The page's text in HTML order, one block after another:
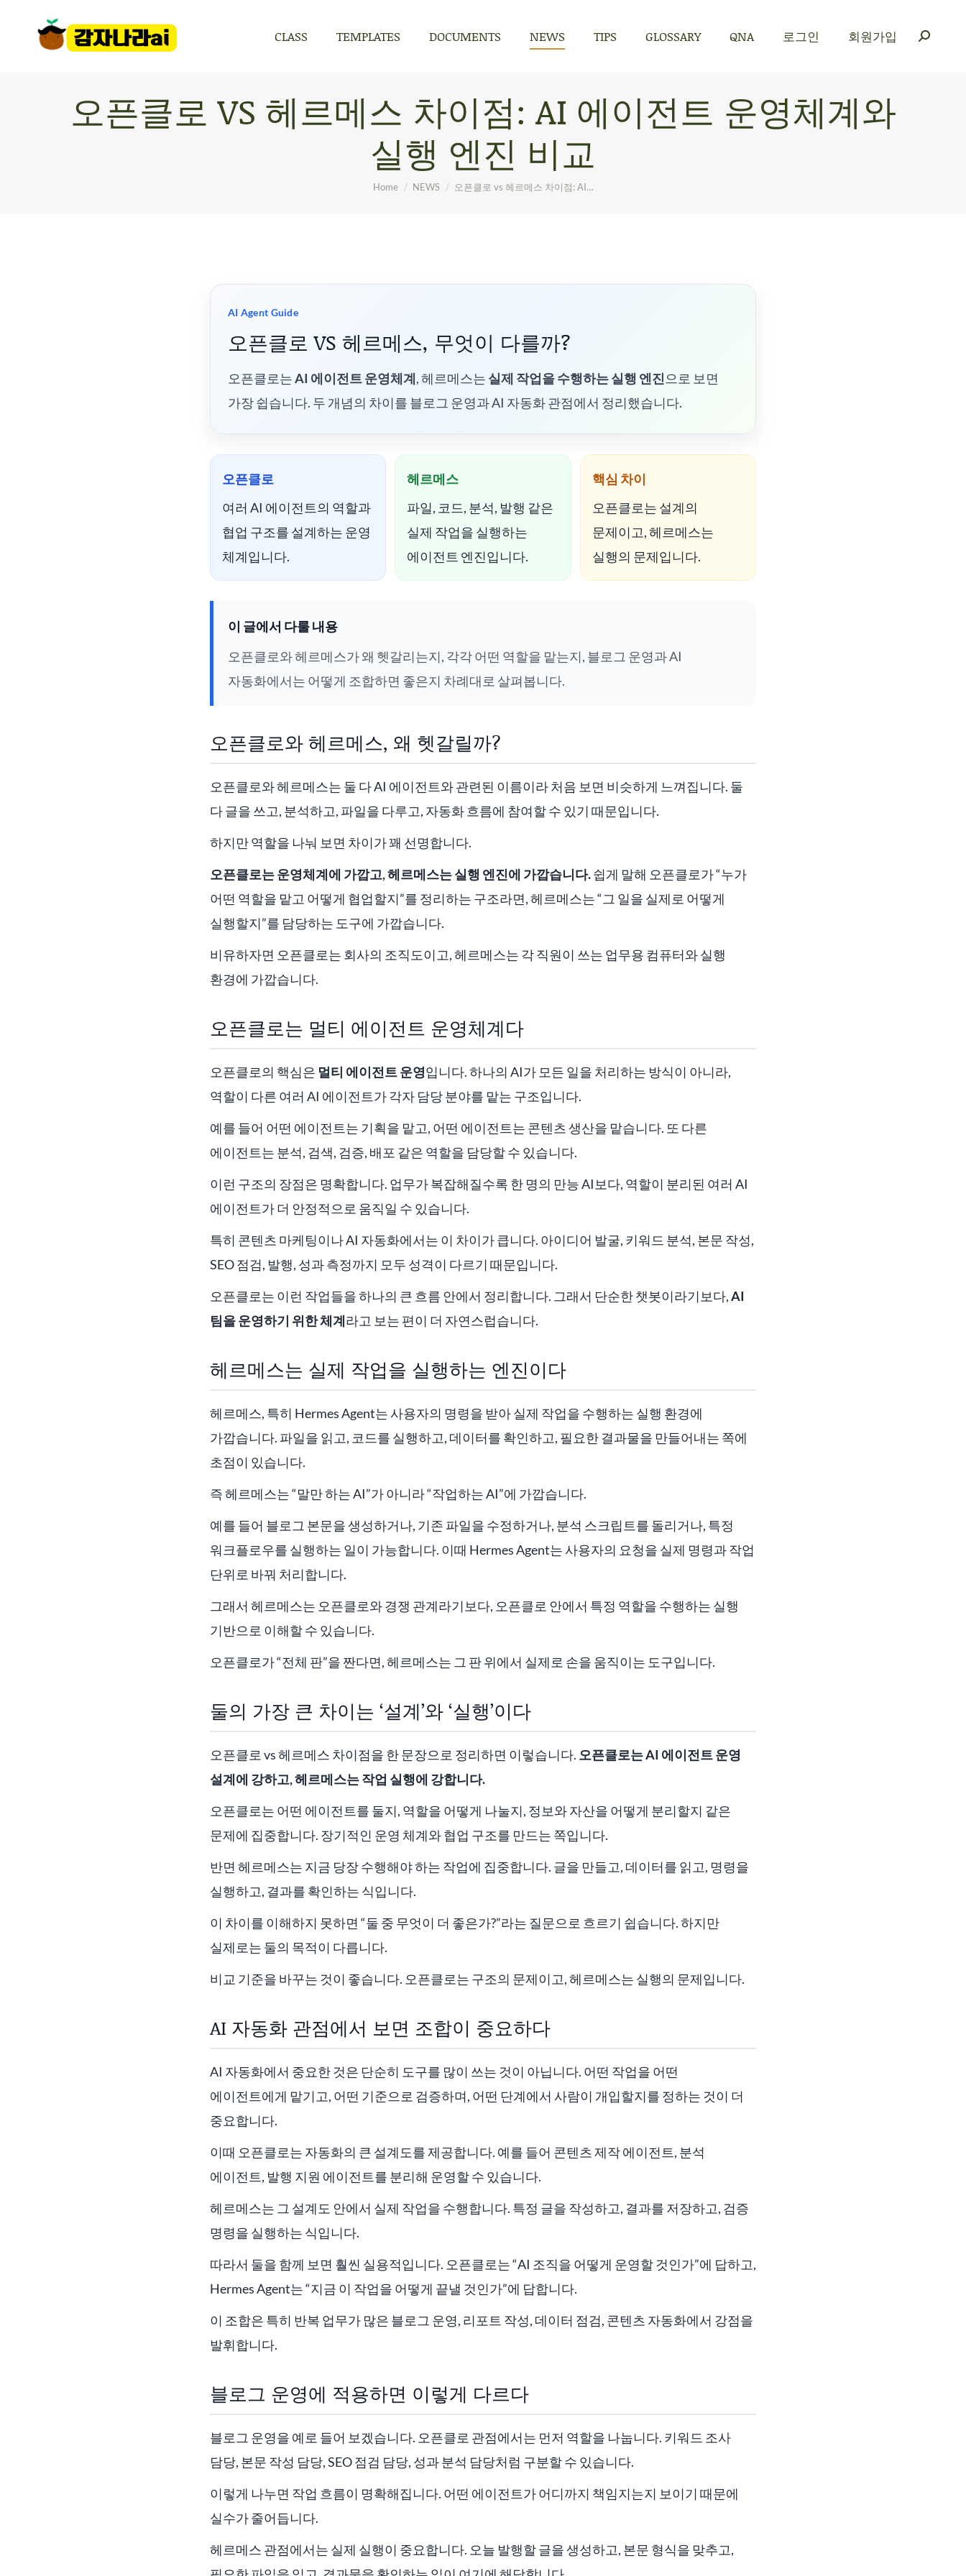
CLASS TEMPLATES DOCUMENTS NEWS TIPS GLOSSARY QNA 로그인 회원가입
오픈클로 VS 헤르메스 차이점: AI 에이전트 운영체계와
실행 엔진 비교
You are here:
Home NEWS 오픈클로 vs 헤르메스 차이점: AI…
AI Agent Guide
오픈클로 VS 헤르메스, 무엇이 다를까?
오픈클로는AI 에이전트 운영체계, 헤르메스는 실제 작업을 수행하는 실행 엔진 으로 보면
가장 쉽습니다. 두 개념의 차이를 블로그 운영과 AI 자동화 관점에서 정리했습니다.
오픈클로
여러 AI 에이전트의 역할과
협업 구조를 설계하는 운영
체계입니다.
헤르메스
파일, 코드, 분석, 발행 같은
실제 작업을 실행하는
에이전트 엔진입니다.
핵심 차이
오픈클로는 설계의
문제이고, 헤르메스는
실행의 문제입니다.
이 글에서 다룰 내용
오픈클로와 헤르메스가 왜 헷갈리는지, 각각 어떤 역할을 맡는지, 블로그 운영과 AI
자동화에서는 어떻게 조합하면 좋은지 차례대로 살펴봅니다.
오픈클로와 헤르메스, 왜 헷갈릴까?
오픈클로와 헤르메스는 둘 다 AI 에이전트와 관련된 이름이라 처음 보면 비슷하게 느껴집니다. 둘
다 글을 쓰고, 분석하고, 파일을 다루고, 자동화 흐름에 참여할 수 있기 때문입니다.
하지만 역할을 나눠 보면 차이가 꽤 선명합니다.
오픈클로는 운영체계에 가깝고, 헤르메스는 실행 엔진에 가깝습니다.쉽게 말해 오픈클로가 “누가
어떤 역할을 맡고 어떻게 협업할지”를 정리하는 구조라면, 헤르메스는 “그 일을 실제로 어떻게
실행할지”를 담당하는 도구에 가깝습니다.
비유하자면 오픈클로는 회사의 조직도이고, 헤르메스는 각 직원이 쓰는 업무용 컴퓨터와 실행
환경에 가깝습니다.
오픈클로는 멀티 에이전트 운영체계다
오픈클로의 핵심은 멀티 에이전트 운영입니다. 하나의 AI가 모든 일을 처리하는 방식이 아니라,
역할이 다른 여러 AI 에이전트가 각자 담당 분야를 맡는 구조입니다.
예를 들어 어떤 에이전트는 기획을 맡고, 어떤 에이전트는 콘텐츠 생산을 맡습니다. 또 다른
에이전트는 분석, 검색, 검증, 배포 같은 역할을 담당할 수 있습니다.
이런 구조의 장점은 명확합니다. 업무가 복잡해질수록 한 명의 만능 AI보다, 역할이 분리된 여러 AI
에이전트가 더 안정적으로 움직일 수 있습니다.
특히 콘텐츠 마케팅이나 AI 자동화에서는 이 차이가 큽니다. 아이디어 발굴, 키워드 분석, 본문 작성,
SEO 점검, 발행, 성과 측정까지 모두 성격이 다르기 때문입니다.
오픈클로는 이런 작업들을 하나의 큰 흐름 안에서 정리합니다. 그래서 단순한 챗봇이라기보다,AI
팀을 운영하기 위한 체계라고 보는 편이 더 자연스럽습니다.
헤르메스는 실제 작업을 실행하는 엔진이다
헤르메스, 특히 Hermes Agent는 사용자의 명령을 받아 실제 작업을 수행하는 실행 환경에
가깝습니다. 파일을 읽고, 코드를 실행하고, 데이터를 확인하고, 필요한 결과물을 만들어내는 쪽에
초점이 있습니다.
즉 헤르메스는 “말만 하는 AI”가 아니라 “작업하는 AI”에 가깝습니다.
예를 들어 블로그 본문을 생성하거나, 기존 파일을 수정하거나, 분석 스크립트를 돌리거나, 특정
워크플로우를 실행하는 일이 가능합니다. 이때 Hermes Agent는 사용자의 요청을 실제 명령과 작업
단위로 바꿔 처리합니다.
그래서 헤르메스는 오픈클로와 경쟁 관계라기보다, 오픈클로 안에서 특정 역할을 수행하는 실행
기반으로 이해할 수 있습니다.
오픈클로가 “전체 판”을 짠다면, 헤르메스는 그 판 위에서 실제로 손을 움직이는 도구입니다.
둘의 가장 큰 차이는 ‘설계’와 ‘실행’이다
오픈클로 vs 헤르메스 차이점을 한 문장으로 정리하면 이렇습니다. 오픈클로는 AI 에이전트 운영
설계에 강하고, 헤르메스는 작업 실행에 강합니다.
오픈클로는 어떤 에이전트를 둘지, 역할을 어떻게 나눌지, 정보와 자산을 어떻게 분리할지 같은
문제에 집중합니다. 장기적인 운영 체계와 협업 구조를 만드는 쪽입니다.
반면 헤르메스는 지금 당장 수행해야 하는 작업에 집중합니다. 글을 만들고, 데이터를 읽고, 명령을
실행하고, 결과를 확인하는 식입니다.
이 차이를 이해하지 못하면 “둘 중 무엇이 더 좋은가?”라는 질문으로 흐르기 쉽습니다. 하지만
실제로는 둘의 목적이 다릅니다.
비교 기준을 바꾸는 것이 좋습니다. 오픈클로는 구조의 문제이고, 헤르메스는 실행의 문제입니다.
AI 자동화 관점에서 보면 조합이 중요하다
AI 자동화에서 중요한 것은 단순히 도구를 많이 쓰는 것이 아닙니다. 어떤 작업을 어떤
에이전트에게 맡기고, 어떤 기준으로 검증하며, 어떤 단계에서 사람이 개입할지를 정하는 것이 더
중요합니다.
이때 오픈클로는 자동화의 큰 설계도를 제공합니다. 예를 들어 콘텐츠 제작 에이전트, 분석
에이전트, 발행 지원 에이전트를 분리해 운영할 수 있습니다.
헤르메스는 그 설계도 안에서 실제 작업을 수행합니다. 특정 글을 작성하고, 결과를 저장하고, 검증
명령을 실행하는 식입니다.
따라서 둘을 함께 보면 훨씬 실용적입니다. 오픈클로는 “AI 조직을 어떻게 운영할 것인가”에 답하고,
Hermes Agent는 “지금 이 작업을 어떻게 끝낼 것인가”에 답합니다.
이 조합은 특히 반복 업무가 많은 블로그 운영, 리포트 작성, 데이터 점검, 콘텐츠 자동화에서 강점을
발휘합니다.
블로그 운영에 적용하면 이렇게 다르다
블로그 운영을 예로 들어 보겠습니다. 오픈클로 관점에서는 먼저 역할을 나눕니다. 키워드 조사
담당, 본문 작성 담당, SEO 점검 담당, 성과 분석 담당처럼 구분할 수 있습니다.
이렇게 나누면 작업 흐름이 명확해집니다. 어떤 에이전트가 어디까지 책임지는지 보이기 때문에
실수가 줄어듭니다.
헤르메스 관점에서는 실제 실행이 중요합니다. 오늘 발행할 글을 생성하고, 본문 형식을 맞추고,
로그인 회원가입